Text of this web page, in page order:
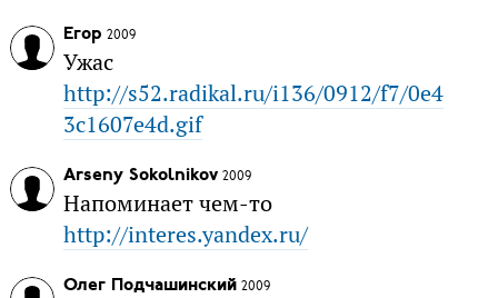
Егор 2009
Ужас
http://s52.radikal.ru/i136/0912/f7/0e4
3c1607e4d.gif
Arseny Sokolnikov 2009
Напоминает чем-то
http://interes.yandex.ru/
Олег Подчашинский 2009